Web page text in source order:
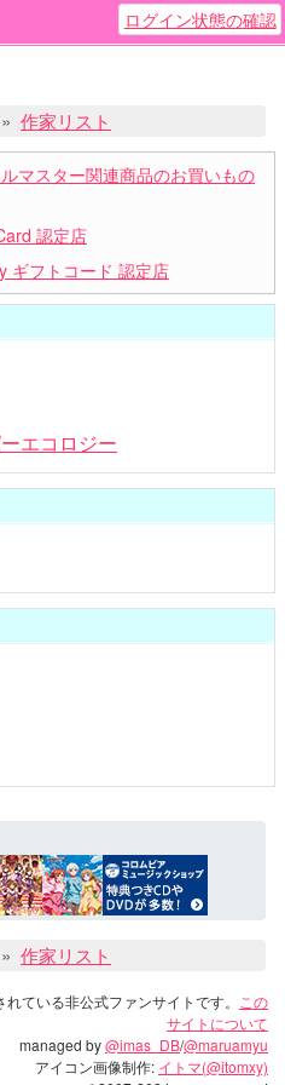
ログイン状態の確認
作家リスト
マスター関連商品のお買いもの
認定店
ギフトコード 認定店
エコロジー
作家リスト
ている非公式ファンサイトです。
この
サイトについて
managed by@imas_DB/@maruamyu
アイコン画像制作: イトマ(@itomxy)